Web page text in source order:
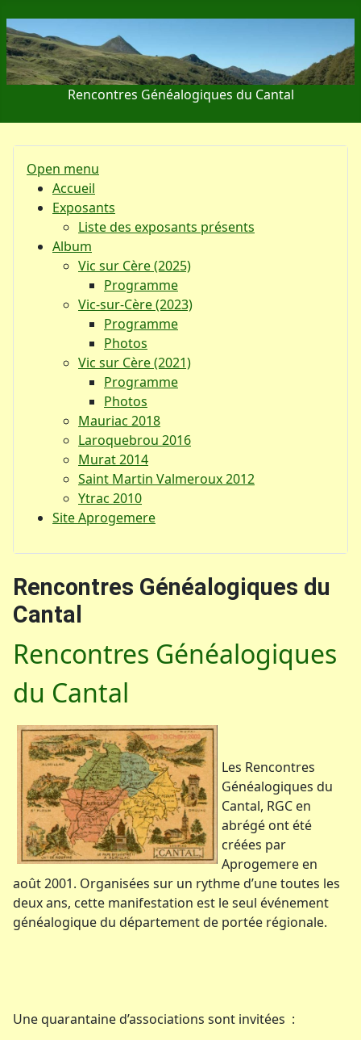
Rencontres Généalogiques du Cantal
Open menu
Accueil
Exposants
Liste des exposants présents
Album
Vic sur Cère (2025)
Programme
Vic-sur-Cère (2023)
Programme
Photos
Vic sur Cère (2021)
Programme
Photos
Mauriac 2018
Laroquebrou 2016
Murat 2014
Saint Martin Valmeroux 2012
Ytrac 2010
Site Aprogemere
Rencontres Généalogiques du
Cantal
Rencontres Généalogiques
du Cantal
Les Rencontres
Généalogiques du
Cantal, RGC en
abrégé ont été
créées par
Aprogemere en
août 2001. Organisées sur un rythme d’une toutes les
deux ans, cette manifestation est le seul événement
généalogique du département de portée régionale.
Une quarantaine d’associations sont invitées :